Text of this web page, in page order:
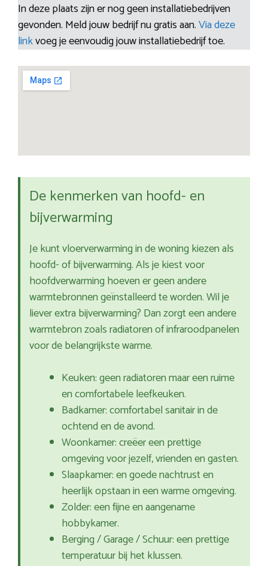
In deze plaats zijn er nog geen installatiebedrijven
gevonden. Meld jouw bedrijf nu gratis aan.Via deze
linkvoeg je eenvoudig jouw installatiebedrijf toe.
De kenmerken van hoofd- en
bijverwarming
Je kunt vloerverwarming in de woning kiezen als
hoofd- of bijverwarming. Als je kiest voor
hoofdverwarming hoeven er geen andere
warmtebronnen geïnstalleerd te worden. Wil je
liever extra bijverwarming? Dan zorgt een andere
warmtebron zoals radiatoren of infraroodpanelen
voor de belangrijkste warme.
Keuken: geen radiatoren maar een ruime
en comfortabele leefkeuken.
Badkamer: comfortabel sanitair in de
ochtend en de avond.
Woonkamer: creëer een prettige
omgeving voor jezelf, vrienden en gasten.
Slaapkamer: en goede nachtrust en
heerlijk opstaan in een warme omgeving.
Zolder: een fijne en aangename
hobbykamer.
Berging / Garage / Schuur: een prettige
temperatuur bij het klussen.